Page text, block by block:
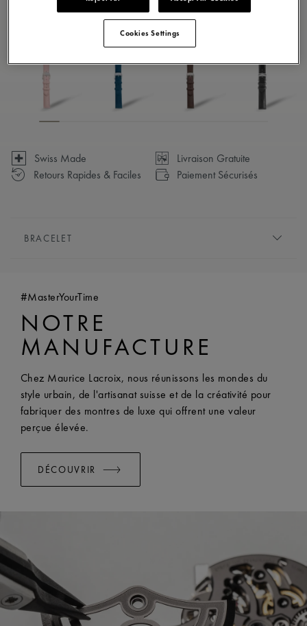
Disponible en 14 variations
Swiss Made
Livraison Gratuite
Retours Rapides & Faciles
Paiement Sécurisés
BRACELET
COMPATIBILITÉ:
AI1118, AI6008, AI6058 et AI6158
LARGEUR:25 mm
EASY CHANGE SYSTEM DISPONIBLE:
#MasterYourTime
NOTRE
MANUFACTURE
Chez Maurice Lacroix, nous réunissons les mondes du
style urbain, de l'artisanat suisse et de la créativité pour
fabriquer des montres de luxe qui offrent une valeur
perçue élevée.
DÉCOUVRIR
Cookies Settings